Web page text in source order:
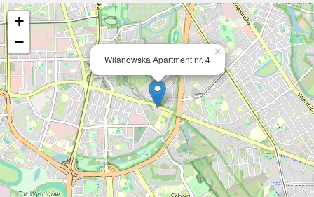
Wilanowska Apartment nr. 4
×
+
−